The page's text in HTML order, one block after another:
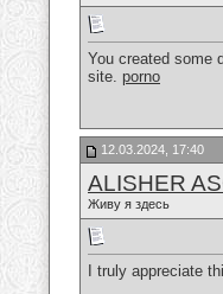
You created some
site. porno
12.03.2024, 17:40
ALISHER
Живу я здесь
I truly appreciate